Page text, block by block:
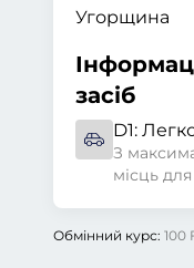
Угорщина
засіб
D1:
З
місць
Обмінний курс: 100